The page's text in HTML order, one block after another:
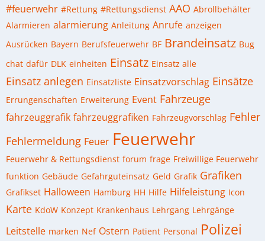
#feuerwehr #Rettung #Rettungsdienst AAO Abrollbehälter
Alarmieren alarmierung Anleitung Anrufe anzeigen
Ausrücken Bayern Berufsfeuerwehr BF Brandeinsatz Bug
chat dafür DLK einheiten Einsatz Einsatz alle
Einsatz anlegen Einsatzliste Einsatzvorschlag Einsätze
Errungenschaften Erweiterung Event Fahrzeuge
fahrzeuggrafik fahrzeuggrafiken Fahrzeugvorschlag Fehler
Fehlermeldung Feuer Feuerwehr
Feuerwehr & Rettungsdienst forum frage Freiwillige Feuerwehr
funktion Gebäude Gefahrguteinsatz Geld Grafik Grafiken
Grafikset Halloween Hamburg HH Hilfe Hilfeleistung Icon
Karte KdoW Konzept Krankenhaus Lehrgang Lehrgänge
Leitstelle marken Nef Ostern Patient Personal Polizei